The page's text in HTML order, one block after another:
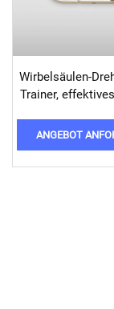
Wirbelsäulen-
Trainer,
ANGEBOT